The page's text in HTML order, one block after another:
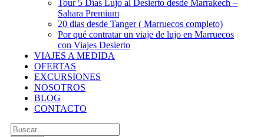
Tour 5 Días Lujo al Desierto desde Marrakech –
Sahara Premium
20 dias desde Tanger ( Marruecos completo)
Por qué contratar un viaje de lujo en Marruecos
con Viajes Desierto
VIAJES A MEDIDA
OFERTAS
EXCURSIONES
NOSOTROS
BLOG
CONTACTO